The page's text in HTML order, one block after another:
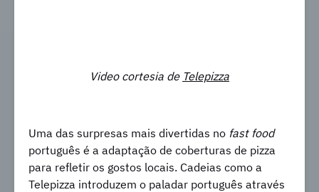
Video cortesia de Telepizza
Uma das surpresas mais divertidas no fast food
português é a adaptação de coberturas de pizza
para refletir os gostos locais. Cadeias como a
Telepizza introduzem o paladar português através